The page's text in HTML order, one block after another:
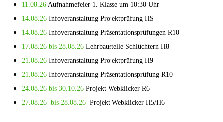
11.08.26 Aufnahmefeier 1. Klasse um 10:30 Uhr
14.08.26 Infoveranstaltung Projektprüfung HS
14.08.26 Infoveranstaltung Präsentationsprüfungen R10
17.08.26 bis 28.08.26 Lehrbaustelle Schlüchtern H8
21.08.26 Infoveranstaltung Projektprüfung H9
21.08.26 Infoveranstaltung Präsentationsprüfung R10
24.08.26 bis 30.10.26 Projekt Webklicker R6
27.08.26 bis 28.08.26 Projekt Webklicker H5/H6